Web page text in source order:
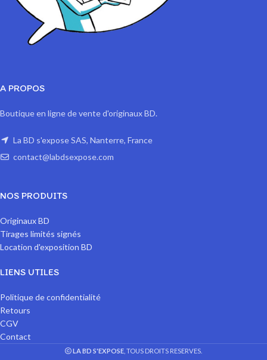
A PROPOS
Boutique en ligne de vente d'originaux BD.
La BD s'expose SAS, Nanterre, France
contact@labdsexpose.com
NOS PRODUITS
Originaux BD
Tirages limités signés
Location d'exposition BD
LIENS UTILES
Politique de confidentialité
Retours
CGV
Contact
LA BD S'EXPOSE , TOUS DROITS RESERVES.